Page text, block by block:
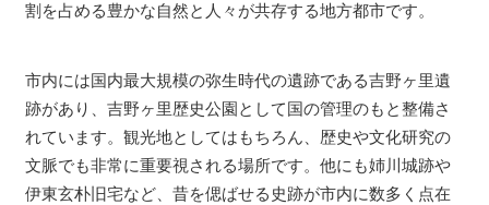
割を占める豊かな自然と人々が共存する地方都市です。
市内には国内最大規模の弥生時代の遺跡である吉野ヶ里遺
跡があり、吉野ヶ里歴史公園として国の管理のもと整備さ
れています。観光地としてはもちろん、歴史や文化研究の
文脈でも非常に重要視される場所です。他にも姉川城跡や
伊東玄朴旧宅など、昔を偲ばせる史跡が市内に数多く点在